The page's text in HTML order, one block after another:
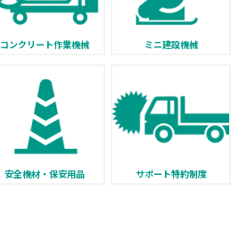
コンクリート作業機械 ミニ建設機械
安全機材・保安用品 サポート特約制度